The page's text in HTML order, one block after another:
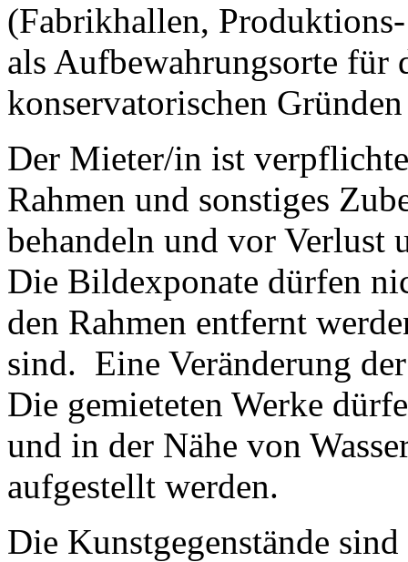
(Fabrikhallen,
als Aufbewahrungsorte für
konservatorischen
Der Mieter/in ist
Rahmen und sonstiges
behandeln und vor Verlust
Die Bildexponate dürfen
den Rahmen entfernt
sind. Eine Veränderung
Die gemieteten Werke
und in der Nähe von
aufgestellt werden.
Die Kunstgegenstände